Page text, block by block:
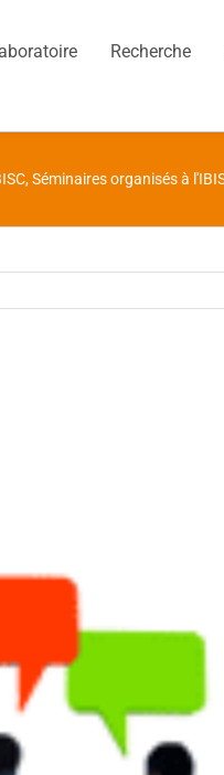
Recherche
,Séminaires organisés à